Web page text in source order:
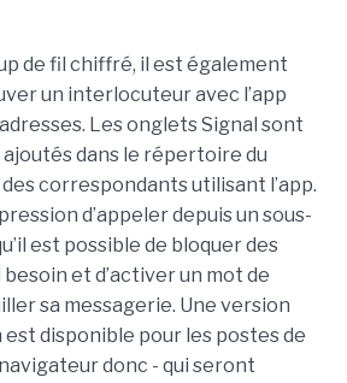
de fil chiffré, il est également
un interlocuteur avec l’app
Les onglets Signal sont
dans le répertoire du
correspondants utilisant l’app.
d’appeler depuis un sous-
est possible de bloquer des
et d’activer un mot de
sa messagerie. Une version
disponible pour les postes de
donc - qui seront